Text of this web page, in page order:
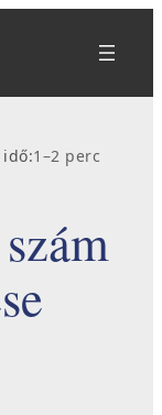
idő:1–2 perc